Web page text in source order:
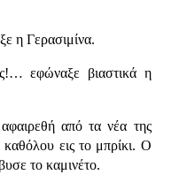
η Γερασιμίνα.
εφώναξε βιαστικά η
από τα νέα της
εις το μπρίκι. Ο
το καμινέτο.